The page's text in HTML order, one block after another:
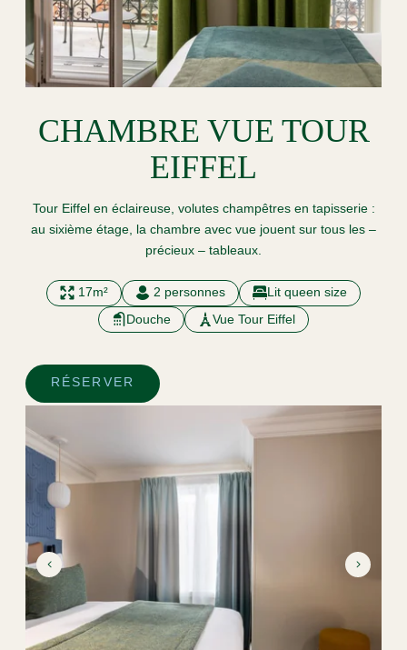
CHAMBRE VUE TOUR
EIFFEL
Tour Eiffel en éclaireuse, volutes champêtres en tapisserie :
au sixième étage, la chambre avec vue jouent sur tous les –
précieux – tableaux.
17m² 2 personnes
Lit queen size
Douche
Vue Tour Eiffel
RÉSERVER
CHAMBRES
SERVICES